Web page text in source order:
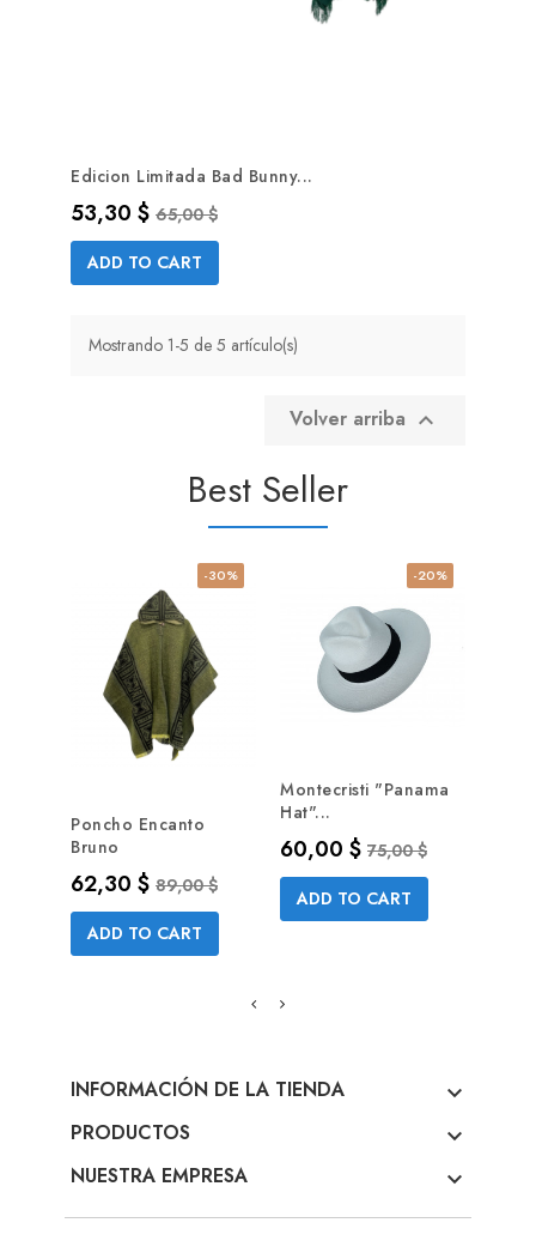
Edicion Limitada Bad Bunny...
Precio
53,30 $Precio base
65,00 $
ADD TO CART
Mostrando 1-5 de 5 artículo(s)
Volver arriba 
Best Seller
-30%
Poncho Encanto
Bruno
Precio
62,30 $Precio base
89,00 $
ADD TO CART
-20%
Montecristi "Panama
Hat"...
Precio
60,00 $Precio base
75,00 $
ADD TO CART
INFORMACIÓN DE LA TIENDA 
PRODUCTOS 
NUESTRA EMPRESA 